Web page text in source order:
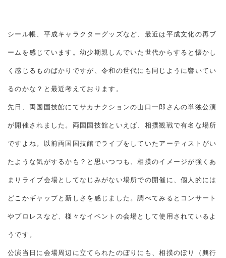
シール帳、平成キャラクターグッズなど、最近は平成文化の再ブ
ームを感じています。幼少期親しんでいた世代からすると懐かし
く感じるものばかりですが、令和の世代にも同じように響いてい
るのかな？と最近考えております。
先日、両国国技館にてサカナクションの山口一郎さんの単独公演
が開催されました。両国国技館といえば、相撲観戦で有名な場所
ですよね。以前両国国技館でライブをしていたアーティストがい
たような気がするかも？と思いつつも、相撲のイメージが強くあ
まりライブ会場としてなじみがない場所での開催に、個人的には
どこかギャップと新しさを感じました。調べてみるとコンサート
やプロレスなど、様々なイベントの会場として使用されているよ
うです。
公演当日に会場周辺に立てられたのぼりにも、相撲のぼり（興行